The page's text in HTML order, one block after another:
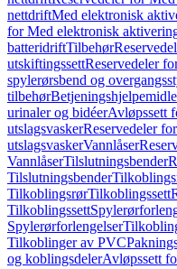
nettdriftMed elektronisk
for Med elektronisk
batteridriftTilbehør
utskiftingssettReservedeler
spylerørsbend og
tilbehør
urinaler og bidéerAvløpssett
utslagsvaskerReservedeler
utslagsvaskerVannlåser
VannlåserTilslutningsbender
Tilslutningsbender
TilkoblingsrørTilkoblingssett
Tilkoblingssett
Spylerørforlengelser
Tilkoblinger av PVC
og koblingsdelerAvløpssett